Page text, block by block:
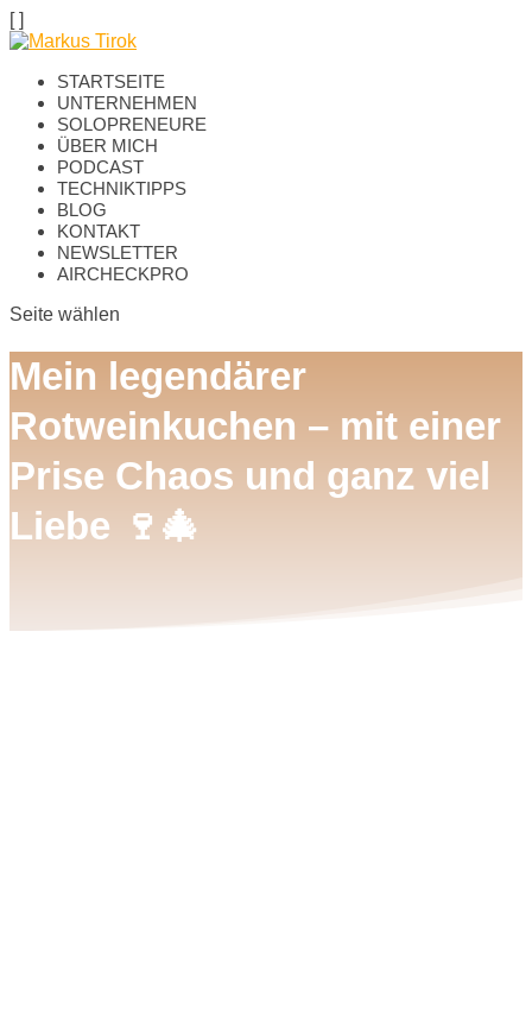
[ ]
STARTSEITE
UNTERNEHMEN
SOLOPRENEURE
ÜBER MICH
PODCAST
TECHNIKTIPPS
BLOG
KONTAKT
NEWSLETTER
AIRCHECKPRO
Seite wählen
Mein legendärer
Rotweinkuchen – mit einer
Prise Chaos und ganz viel
Liebe 🍷🎄